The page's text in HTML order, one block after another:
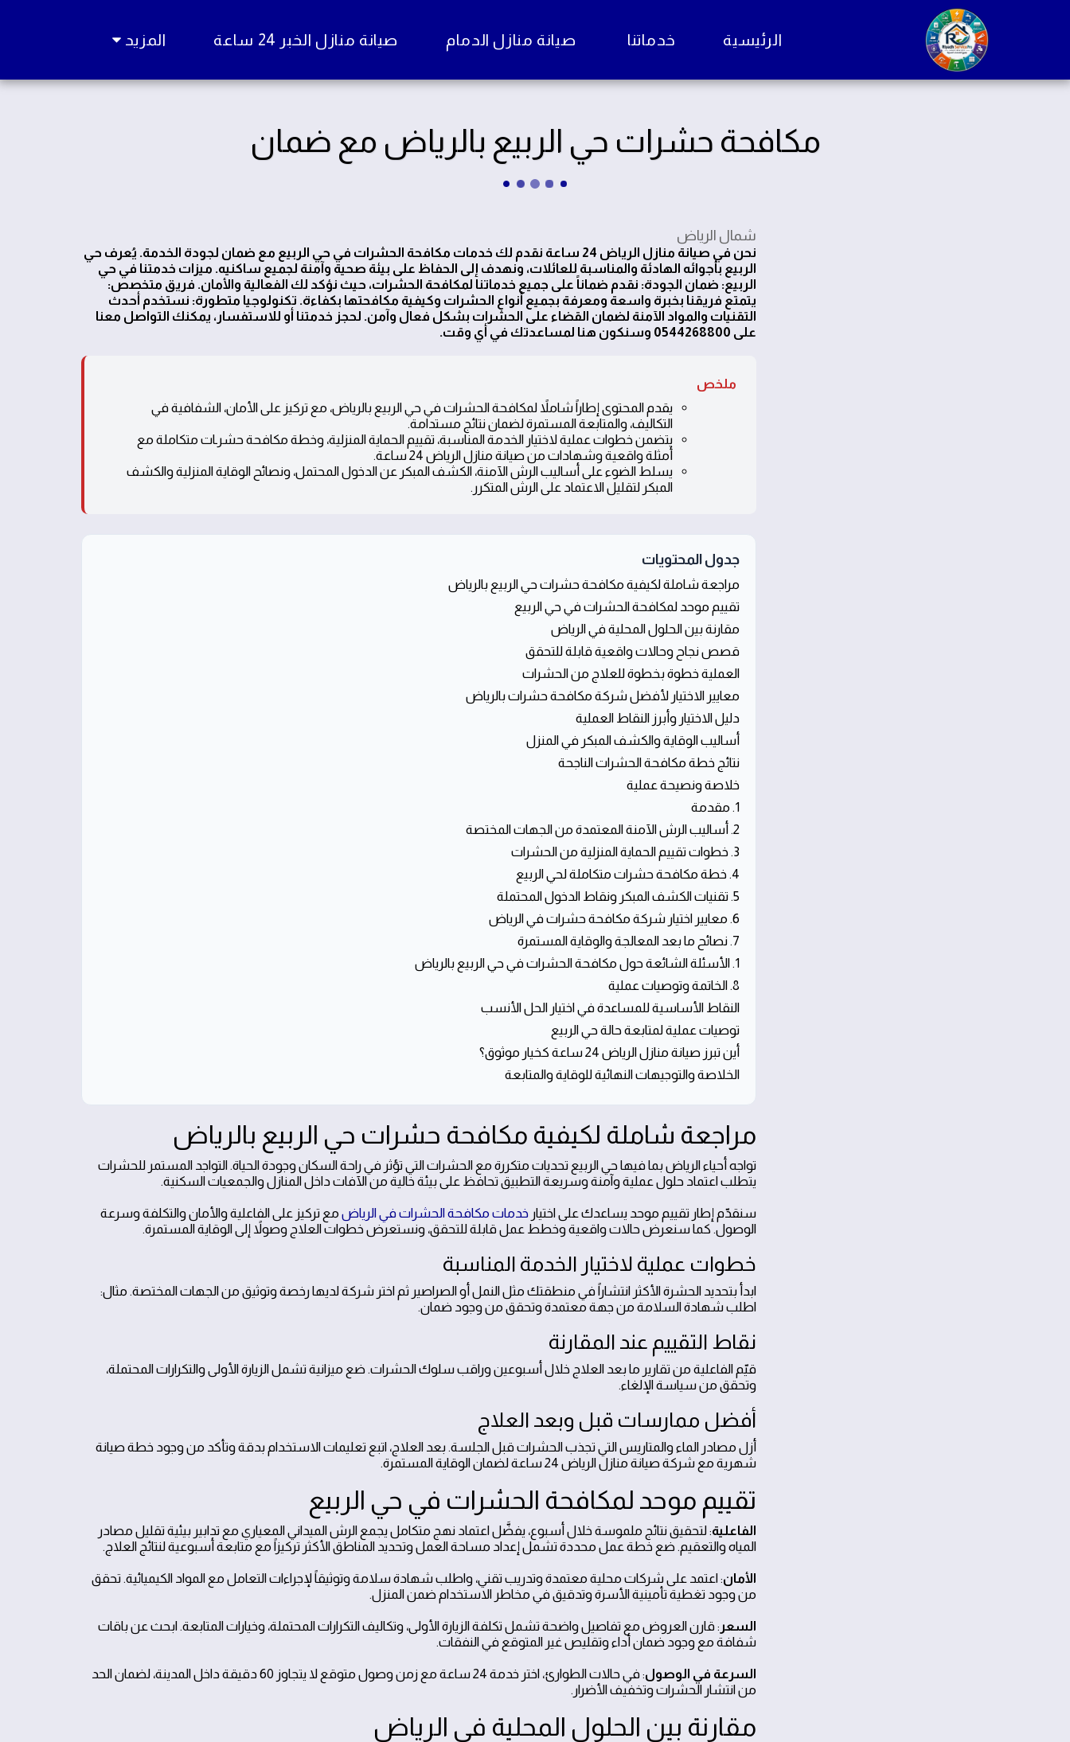
الرئيسية خدماتنا صيانة منازل الدمام صيانة منازل الخبر 24 ساعة المزيد
مكافحة حشرات حي الربيع بالرياض مع ضمان
شمال الرياض
نحن في صيانة منازل الرياض 24 ساعة نقدم لك خدمات مكافحة الحشرات في حي الربيع مع ضمان لجودة الخدمة. يُعرف حي
الربيع بأجوائه الهادئة والمناسبة للعائلات، ونهدف إلى الحفاظ على بيئة صحية وآمنة لجميع ساكنيه. ميزات خدمتنا في حي
الربيع: ضمان الجودة: نقدم ضماناً على جميع خدماتنا لمكافحة الحشرات، حيث نؤكد لك الفعالية والأمان. فريق متخصص:
يتمتع فريقنا بخبرة واسعة ومعرفة بجميع أنواع الحشرات وكيفية مكافحتها بكفاءة. تكنولوجيا متطورة: نستخدم أحدث
التقنيات والمواد الآمنة لضمان القضاء على الحشرات بشكل فعال وآمن. لحجز خدمتنا أو للاستفسار، يمكنك التواصل معنا
على 0544268800 وسنكون هنا لمساعدتك في أي وقت.
ملخص
يقدم المحتوى إطاراً شاملاً لمكافحة الحشرات في حي الربيع بالرياض، مع تركيز على الأمان، الشفافية في
التكاليف، والمتابعة المستمرة لضمان نتائج مستدامة.
يتضمن خطوات عملية لاختيار الخدمة المناسبة، تقييم الحماية المنزلية، وخطة مكافحة حشرـات متكاملة مع
أمثلة واقعية وشهادات من صيانة منازل الرياض 24 ساعة.
يسلط الضوء على أساليب الرش الآمنة، الكشف المبكر عن الدخول المحتمل، ونصائح الوقاية المنزلية والكشف
المبكر لتقليل الاعتماد على الرش المتكرر.
جدول المحتويات
مراجعة شاملة لكيفية مكافحة حشرات حي الربيع بالرياض
تقييم موحد لمكافحة الحشرات في حي الربيع
مقارنة بين الحلول المحلية في الرياض
قصص نجاح وحالات واقعية قابلة للتحقق
العملية خطوة بخطوة للعلاج من الحشرات
معايير الاختيار لأفضل شركة مكافحة حشرات بالرياض
دليل الاختيار وأبرز النقاط العملية
أساليب الوقاية والكشف المبكر في المنزل
نتائج خطة مكافحة الحشرات الناجحة
خلاصة ونصيحة عملية
1. مقدمة
2. أساليب الرش الآمنة المعتمدة من الجهات المختصة
3. خطوات تقييم الحماية المنزلية من الحشرات
4. خطة مكافحة حشرات متكاملة لحي الربيع
5. تقنيات الكشف المبكر ونقاط الدخول المحتملة
6. معايير اختيار شركة مكافحة حشرات في الرياض
7. نصائح ما بعد المعالجة والوقاية المستمرة
1. الأسئلة الشائعة حول مكافحة الحشرات في حي الربيع بالرياض
8. الخاتمة وتوصيات عملية
النقاط الأساسية للمساعدة في اختيار الحل الأنسب
توصيات عملية لمتابعة حالة حي الربيع
أين تبرز صيانة منازل الرياض 24 ساعة كخيار موثوق؟
الخلاصة والتوجيهات النهائية للوقاية والمتابعة
مراجعة شاملة لكيفية مكافحة حشرات حي الربيع بالرياض
تواجه أحياء الرياض بما فيها حي الربيع تحديات متكررة مع الحشرات التي تؤثر في راحة السكان وجودة الحياة. التواجد المستمر للحشرات
يتطلب اعتماد حلول عملية وآمنة وسريعة التطبيق تحافظ على بيئة خالية من الآفات داخل المنازل والجمعيات السكنية.
سنقدّم إطار تقييم موحد يساعدك على اختيارخدمات مكافحة الحشرات في الرياض مع تركيز على الفاعلية والأمان والتكلفة وسرعة
الوصول. كما سنعرض حالات واقعية وخطط عمل قابلة للتحقق، ونستعرض خطوات العلاج وصولاً إلى الوقاية المستمرة.
خطوات عملية لاختيار الخدمة المناسبة
ابدأ بتحديد الحشرة الأكثر انتشاراً في منطقتك مثل النمل أو الصراصير ثم اختر شركة لديها رخصة وتوثيق من الجهات المختصة. مثال:
اطلب شهادة السلامة من جهة معتمدة وتحقق من وجود ضمان.
نقاط التقييم عند المقارنة
قيّم الفاعلية من تقارير ما بعد العلاج خلال أسبوعين وراقب سلوك الحشرات. ضع ميزانية تشمل الزيارة الأولى والتكرارات المحتملة،
وتحقق من سياسة الإلغاء.
أفضل ممارسات قبل وبعد العلاج
أزل مصادر الماء والمتاريس التي تجذب الحشرات قبل الجلسة. بعد العلاج، اتبع تعليمات الاستخدام بدقة وتأكد من وجود خطة صيانة
شهرية مع شركة صيانة منازل الرياض 24 ساعة لضمان الوقاية المستمرة.
تقييم موحد لمكافحة الحشرات في حي الربيع
الفاعلية: لتحقيق نتائج ملموسة خلال أسبوع، يفضَّل اعتماد نهج متكامل يجمع الرش الميداني المعياري مع تدابير بيئية تقليل مصادر
المياه والتعقيم. ضع خطة عمل محددة تشمل إعداد مساحة العمل وتحديد المناطق الأكثر تركيزاً مع متابعة أسبوعية لنتائج العلاج.
الأمان: اعتمد على شركات محلية معتمدة وتدريب تقني، واطلب شهادة سلامة وتوثيقاً لإجراءات التعامل مع المواد الكيميائية. تحقق
من وجود تغطية تأمينية الأسرة وتدقيق في مخاطر الاستخدام ضمن المنزل.
السعر : قارن العروض مع تفاصيل واضحة تشمل تكلفة الزيارة الأولى، وتكاليف التكرارات المحتملة، وخيارات المتابعة. ابحث عن باقات
شفافة مع وجود ضمان أداء وتقليص غير المتوقع في النفقات.
السرعة في الوصول
: في حالات الطوارئ، اختر خدمة 24 ساعة مع زمن وصول متوقع لا يتجاوز 60 دقيقة داخل المدينة، لضمان الحد
من انتشار الحشرات وتخفيف الأضرار.
مقارنة بين الحلول المحلية في الرياض